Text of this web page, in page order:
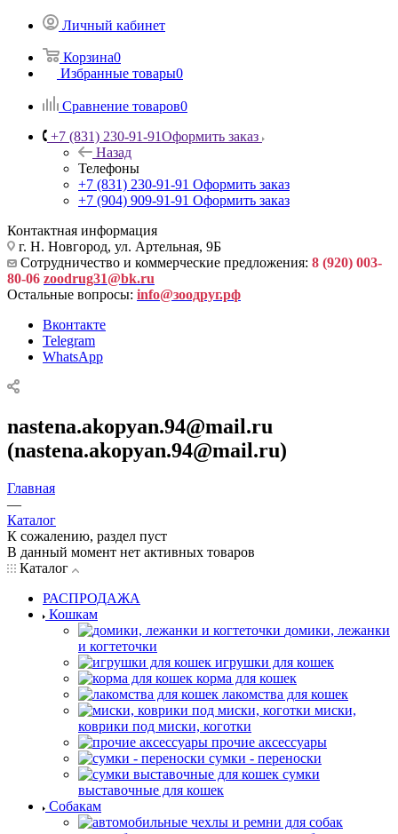
Личный кабинет
Корзина0
Избранные товары0
Сравнение товаров0
+7 (831) 230-91-91Оформить заказ
Назад
Телефоны
+7 (831) 230-91-91 Оформить заказ
+7 (904) 909-91-91 Оформить заказ
Контактная информация
г. Н. Новгород, ул. Артельная, 9Б
Сотрудничество и коммерческие предложения: 8 (920) 003-
80-06 zoodrug31@bk.ru
Остальные вопросы: info@зоодруг.рф
Вконтакте
Telegram
WhatsApp
nastena.akopyan.94@mail.ru
(nastena.akopyan.94@mail.ru)
Главная
—
Каталог
К сожалению, раздел пуст
В данный момент нет активных товаров
Каталог
РАСПРОДАЖА
Кошкам
домики, лежанки
и когтеточки
игрушки для кошек
корма для кошек
лакомства для кошек
миски,
коврики под миски, коготки
прочие аксессуары
сумки - переноски
сумки
выставочные для кошек
Собакам